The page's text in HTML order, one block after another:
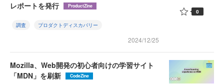
レポートを発行
ProductZine
調査 プロダクトディスカバリー
2024/12/25
0
Mozilla、Web開発の初心者向けの学習サイト
「MDN」を刷新
CodeZine